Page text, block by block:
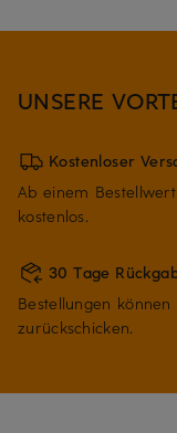
UNSERE
Kostenloser
Ab einem
kostenlos.
30 Tage
Bestellungen
zurückschicken.